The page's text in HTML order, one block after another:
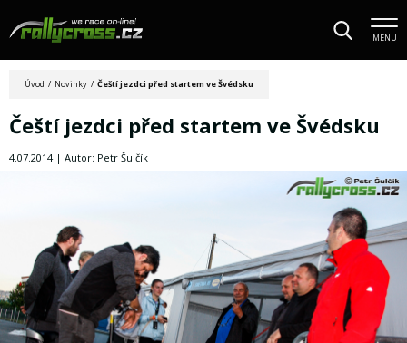
MENU
Úvod / Novinky / Čeští jezdci před startem ve Švédsku
Čeští jezdci před startem ve Švédsku
4.07.2014 | Autor: Petr Šulčík